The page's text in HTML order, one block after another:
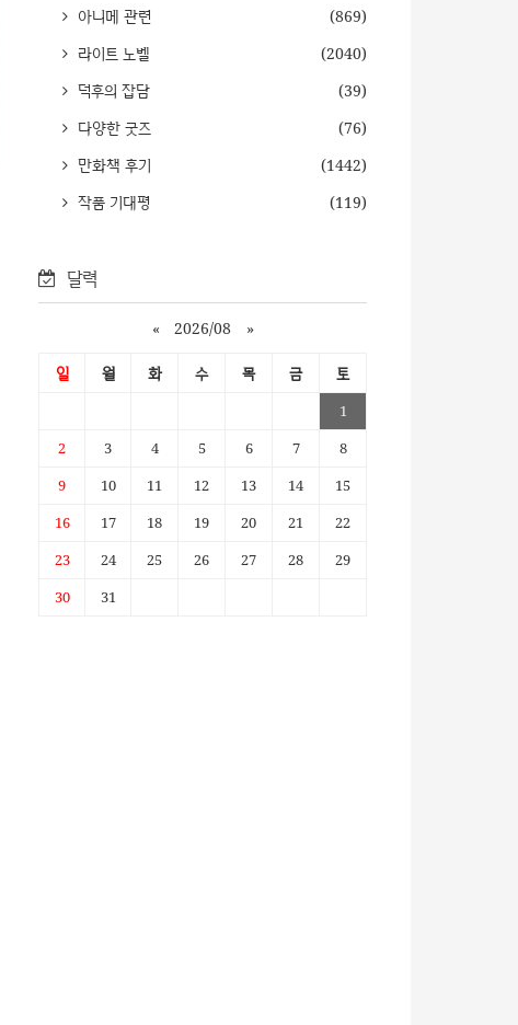
아니메 관련
(869)
라이트 노벨
(2040)
덕후의 잡담
(39)
다양한 굿즈
(76)
만화책 후기
(1442)
작품 기대평
(119)
달력
« 2026/08 »
일 월 화 수 목 금 토
1
2
3 4 5 6 7
8
9
10 11 12 13 14
15
16
17 18 19 20 21
22
23
24 25 26 27 28
29
30
31